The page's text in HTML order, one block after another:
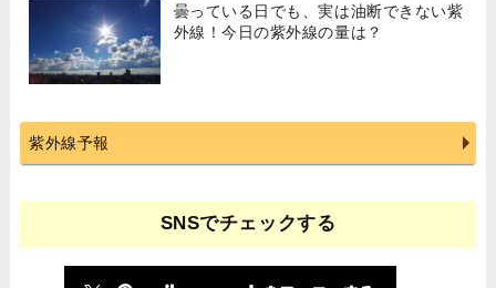
曇っている日でも、実は油断できない紫
外線！今日の紫外線の量は？
紫外線予報
SNSでチェックする